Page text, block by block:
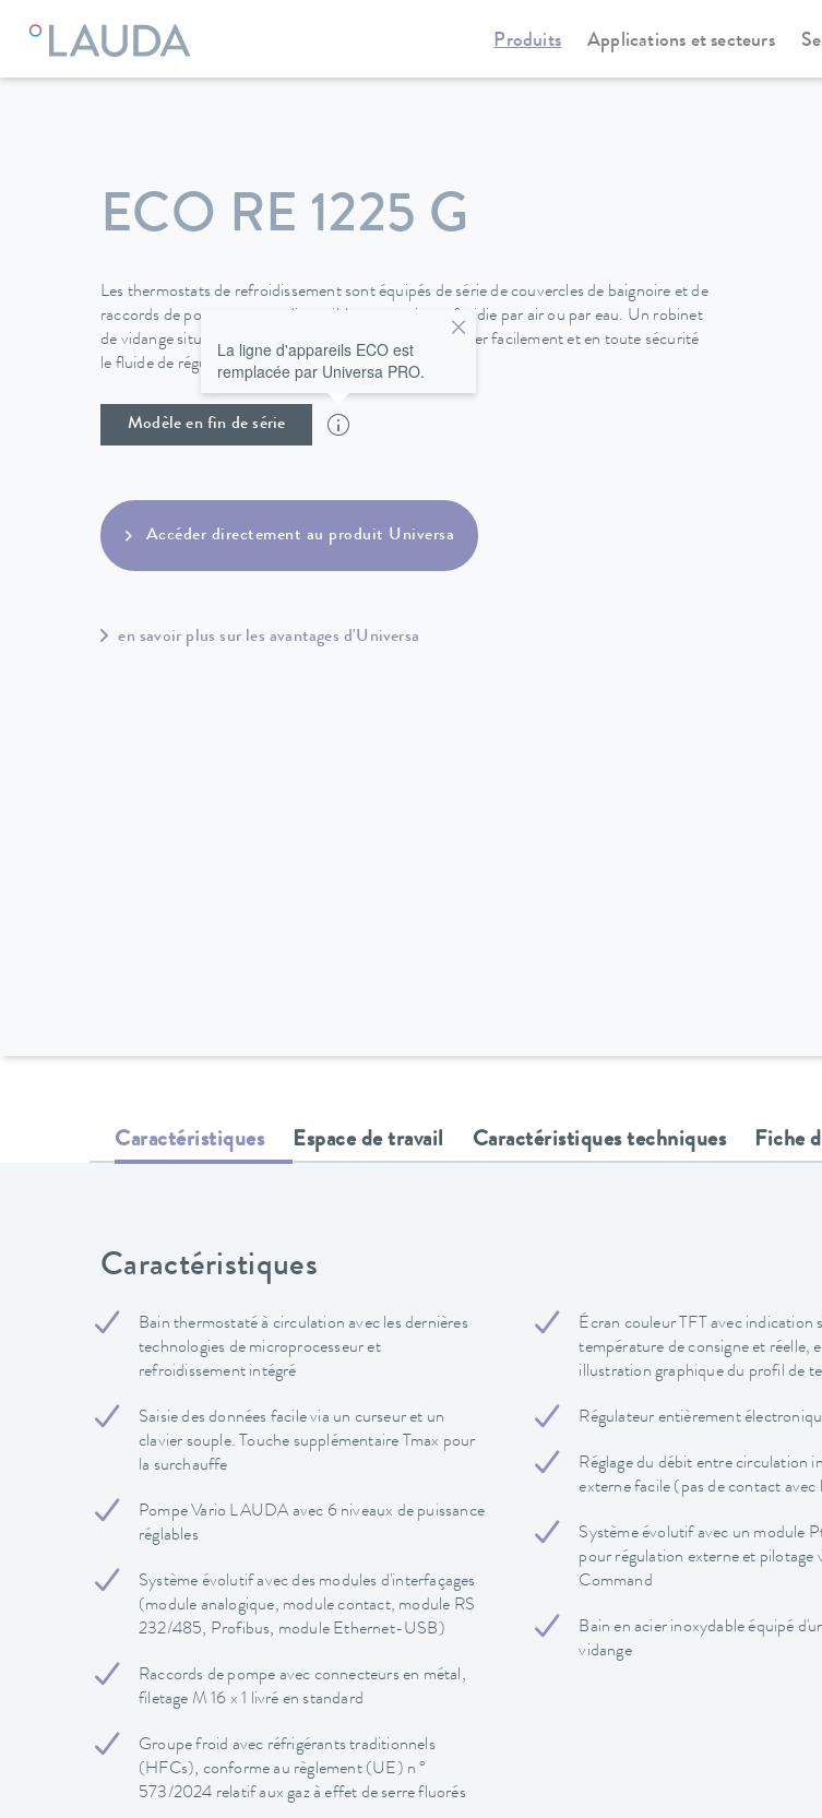
Produits Applications et secteurs
LAUDA Appareils de thermorégulation Cryothermostats Universa
ECO RE 1225 G
Les thermostats de refroidissement sont équipés de série de couvercles de baignoire et de
raccords de pompe et sont disponibles en version refroidie par air ou par eau. Un robinet
de vidange situé à l'arrière de l'appareil permet de changer facilement et en toute sécurité
le fluide de régulation de température.
Modèle en fin de série
La ligne d'appareils ECO est
remplacée par Universa PRO.
Accéder directement au produit Universa
en savoir plus sur les avantages d'Universa
Caractéristiques Espace de travail Caractéristiques techniques Fiche
Caractéristiques
Bain thermostaté à circulation avec les dernières
technologies de microprocesseur et
refroidissement intégré
Saisie des données facile via un curseur et un
clavier souple. Touche supplémentaire Tmax pour
la surchauffe
Pompe Vario LAUDA avec 6 niveaux de puissance
réglables
Système évolutif avec des modules d'interfaçages
(module analogique, module contact, module RS
232/485, Profibus, module Ethernet-USB)
Raccords de pompe avec connecteurs en métal,
filetage M 16 x 1 livré en standard
Groupe froid avec réfrigérants traditionnels
(HFCs), conforme au règlement (UE) n °
573/2024 relatif aux gaz à effet de serre fluorés
Écran couleur TFT avec indication
température de consigne et réelle,
illustration graphique du profil de
Régulateur entièrement
Réglage du débit entre circulation
externe facile (pas de contact avec
Système évolutif avec un module
pour régulation externe et pilotage
Command
Bain en acier inoxydable équipé
vidange